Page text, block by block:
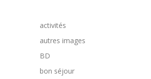
activités
autres images
BD
bon séjour